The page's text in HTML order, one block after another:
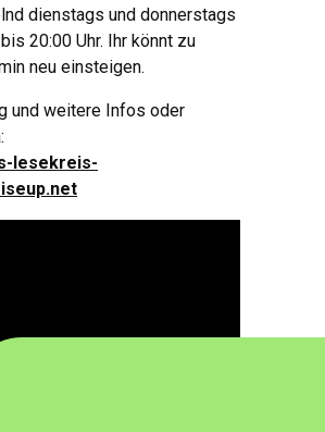
dienstags und donnerstags
20:00 Uhr. Ihr könnt zu
neu einsteigen.
und weitere Infos oder
lesekreis-